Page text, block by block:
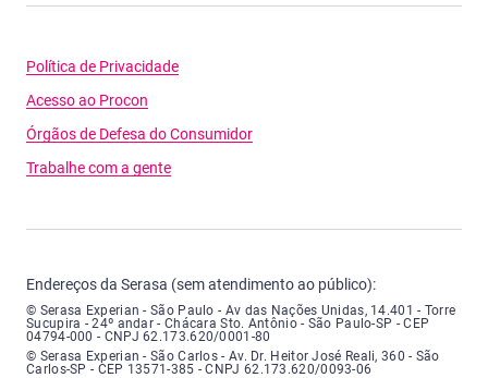
Política de Privacidade
Acesso ao Procon
Órgãos de Defesa do Consumidor
Trabalhe com a gente
Endereços da Serasa (sem atendimento ao público):
Serasa Experian - São Paulo - Endereço: Avenida das Nações Unidas,
© Serasa Experian - São Paulo - Av das Nações Unidas, 14.401 - Torre
Sucupira - 24º andar - Chácara Sto. Antônio - São Paulo-SP - CEP
04794-000 - CNPJ 62.173.620/0001-80
Serasa Experian - São Carlos - Endereço: Avenida Doutor Heitor José
© Serasa Experian - São Carlos - Av. Dr. Heitor José Reali, 360 - São
Carlos-SP - CEP 13571-385 - CNPJ 62.173.620/0093-06